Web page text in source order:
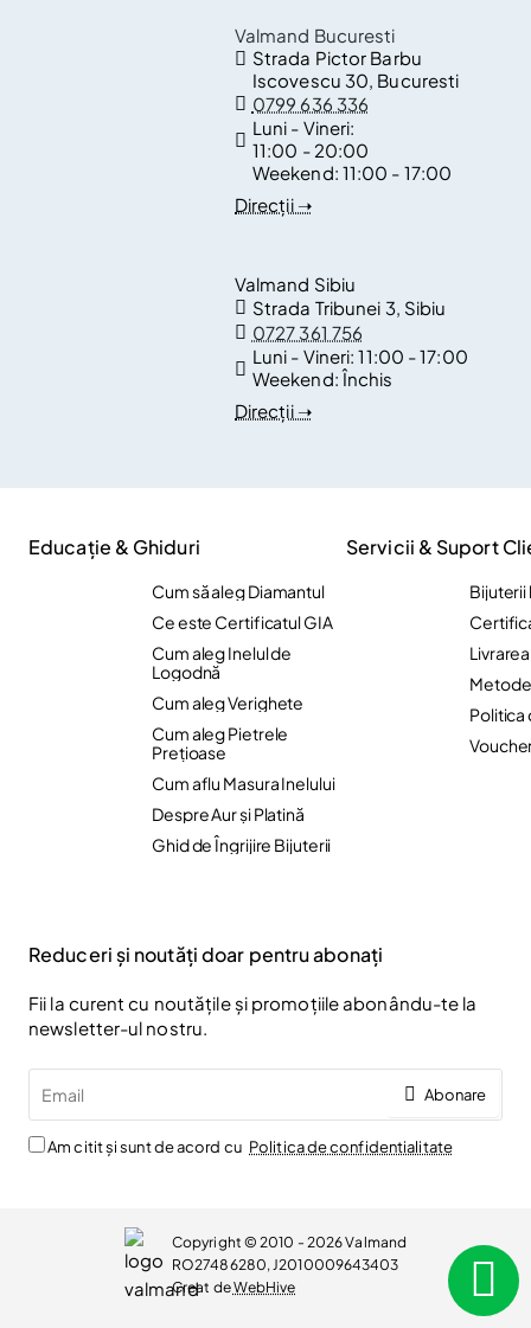
Valmand Bucuresti
Strada Pictor Barbu
Iscovescu 30, Bucuresti
0799 636 336
Luni - Vineri:
11:00 - 20:00
Weekend: 11:00 - 17:00
Direcții ➝
Valmand Sibiu
Strada Tribunei 3, Sibiu
0727 361 756
Luni - Vineri:11:00 - 17:00
Weekend:Închis
Direcții ➝
Educație & Ghiduri
Cum să aleg Diamantul
Ce este Certificatul GIA
Cum aleg Inelul de
Logodnă
Cum aleg Verighete
Cum aleg Pietrele
Preţioase
Cum aflu Masura Inelului
Despre Aur și Platină
Ghid de Îngrijire Bijuterii
Servicii & Suport
Bijuterii
Politica
Reduceri și noutăți doar pentru abonați
Fii la curent cu noutățile și promoțiile abonându-te la
newsletter-ul nostru.
Abonare
Am citit și sunt de acord cu Politica de confidentialitate
Copyright © 2010 - 2026 Valmand
RO27486280, J2010009643403
Creat deWebHive